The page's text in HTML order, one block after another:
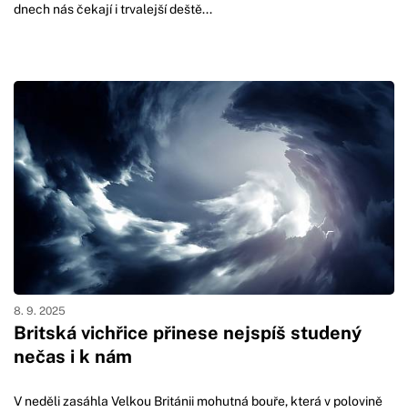
dnech nás čekají i trvalejší deště...
Britská vichřice přinese nejspíš studený
nečas i k nám
8. 9. 2025
V neděli zasáhla Velkou Británii mohutná bouře, která v polovině